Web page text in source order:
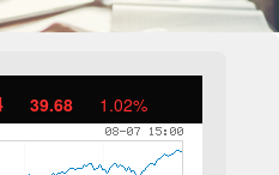
39.68 1.02%